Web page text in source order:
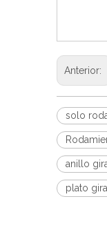
Anterior:
solo
anillo
plato